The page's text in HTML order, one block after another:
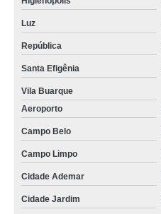
Luz
República
Santa Efigênia
Vila Buarque
Aeroporto
Campo Belo
Campo Limpo
Cidade Ademar
Cidade Jardim